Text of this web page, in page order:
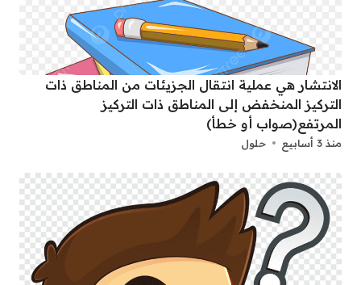
الانتشار هي عملية انتقال الجزيئات من المناطق ذات
التركيز المنخفض إلى المناطق ذات التركيز
المرتفع(صواب أو خطأ)
منذ 3 أسابيع حلول